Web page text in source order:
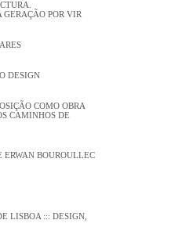
GERAÇÃO POR VIR
DESIGN
COMO OBRA
CAMINHOS DE
ERWAN BOUROULLEC
LISBOA ::: DESIGN,